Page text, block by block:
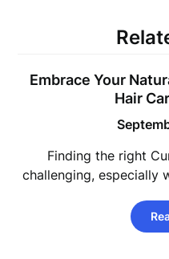
Embrace Your
Hair
Finding the right
challenging, especially